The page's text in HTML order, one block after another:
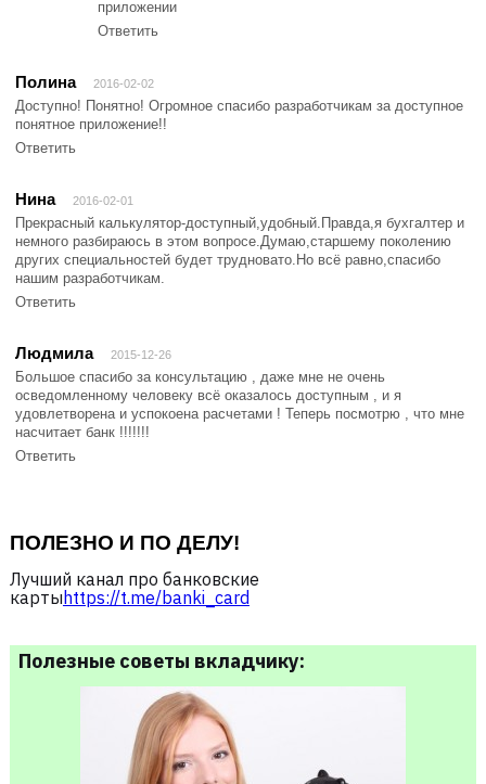
приложении
Ответить
Полина 2016-02-02
Доступно! Понятно! Огромное спасибо разработчикам за доступное
понятное приложение!!
Ответить
Нина 2016-02-01
Прекрасный калькулятор-доступный,удобный.Правда,я бухгалтер и
немного разбираюсь в этом вопросе.Думаю,старшему поколению
других специальностей будет трудновато.Но всё равно,спасибо
нашим разработчикам.
Ответить
Людмила 2015-12-26
Большое спасибо за консультацию , даже мне не очень
осведомленному человеку всё оказалось доступным , и я
удовлетворена и успокоена расчетами ! Теперь посмотрю , что мне
насчитает банк !!!!!!!
Ответить
ПОЛЕЗНО И ПО ДЕЛУ!
Лучший канал про банковские
карты https://t.me/banki_card
Полезные советы вкладчику: